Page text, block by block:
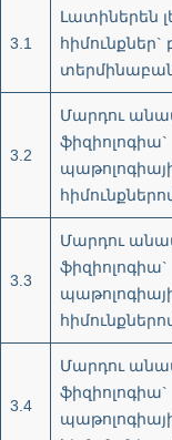
3.1
Լատիներեն
3.2
Մարդու
ֆիզիոլոգիա`
3.3
Մարդու
ֆիզիոլոգիա`
3.4
Մարդու
ֆիզիոլոգիա`